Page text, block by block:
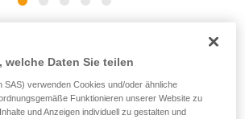
Helme PANGA und PANGA CUSTOM
welche Daten Sie teilen
SAS) verwenden Cookies und/oder ähnliche
Funktionieren unserer Website zu
und Anzeigen individuell zu gestalten und